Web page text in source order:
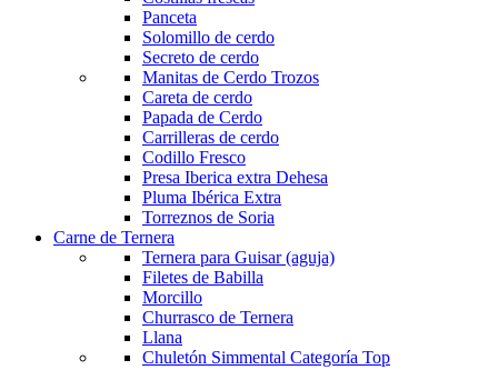
Panceta
Solomillo de cerdo
Secreto de cerdo
Manitas de Cerdo Trozos
Careta de cerdo
Papada de Cerdo
Carrilleras de cerdo
Codillo Fresco
Presa Iberica extra Dehesa
Pluma Ibérica Extra
Torreznos de Soria
Carne de Ternera
Ternera para Guisar (aguja)
Filetes de Babilla
Morcillo
Churrasco de Ternera
Llana
Chuletón Simmental Categoría Top